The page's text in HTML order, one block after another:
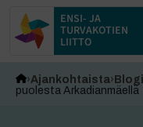
ENSI- JA
TURVAKOTIEN
LIITTO
Ajankohtaista Blogi
puolesta Arkadianmäellä